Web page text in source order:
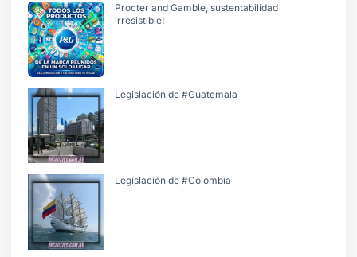
Procter and Gamble, sustentabilidad
irresistible!
Legislación de #Guatemala
Legislación de #Colombia